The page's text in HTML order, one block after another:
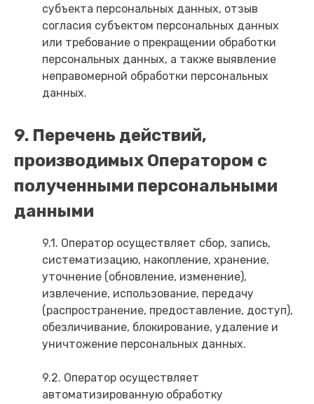
субъекта персональных данных, отзыв
согласия субъектом персональных данных
или требование о прекращении обработки
персональных данных, а также выявление
неправомерной обработки персональных
данных.
9. Перечень действий,
производимых Оператором с
полученными персональными
данными
9.1. Оператор осуществляет сбор, запись,
систематизацию, накопление, хранение,
уточнение (обновление, изменение),
извлечение, использование, передачу
(распространение, предоставление, доступ),
обезличивание, блокирование, удаление и
уничтожение персональных данных.
9.2. Оператор осуществляет
автоматизированную обработку